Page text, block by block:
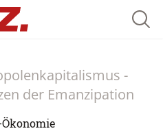
-
der Emanzipation